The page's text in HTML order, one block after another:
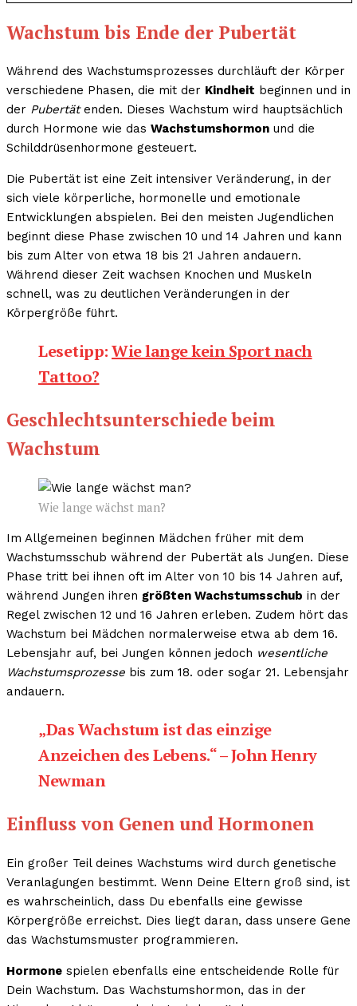
Wachstum bis Ende der Pubertät
Während des Wachstumsprozesses durchläuft der Körper
verschiedene Phasen, die mit der Kindheit beginnen und in
der Pubertätenden. Dieses Wachstum wird hauptsächlich
durch Hormone wie das Wachstumshormon und die
Schilddrüsenhormone gesteuert.
Die Pubertät ist eine Zeit intensiver Veränderung, in der
sich viele körperliche, hormonelle und emotionale
Entwicklungen abspielen. Bei den meisten Jugendlichen
beginnt diese Phase zwischen 10 und 14 Jahren und kann
bis zum Alter von etwa 18 bis 21 Jahren andauern.
Während dieser Zeit wachsen Knochen und Muskeln
schnell, was zu deutlichen Veränderungen in der
Körpergröße führt.
Lesetipp:Wie lange kein Sport nach
Tattoo?
Geschlechtsunterschiede beim
Wachstum
Wie lange wächst man?
Im Allgemeinen beginnen Mädchen früher mit dem
Wachstumsschub während der Pubertät als Jungen. Diese
Phase tritt bei ihnen oft im Alter von 10 bis 14 Jahren auf,
während Jungen ihren größten Wachstumsschub in der
Regel zwischen 12 und 16 Jahren erleben. Zudem hört das
Wachstum bei Mädchen normalerweise etwa ab dem 16.
Lebensjahr auf, bei Jungen können jedoch wesentliche
Wachstumsprozesse bis zum 18. oder sogar 21. Lebensjahr
andauern.
„Das Wachstum ist das einzige
Anzeichen des Lebens.“ – John Henry
Newman
Einfluss von Genen und Hormonen
Ein großer Teil deines Wachstums wird durch genetische
Veranlagungen bestimmt. Wenn Deine Eltern groß sind, ist
es wahrscheinlich, dass Du ebenfalls eine gewisse
Körpergröße erreichst. Dies liegt daran, dass unsere Gene
das Wachstumsmuster programmieren.
Hormone spielen ebenfalls eine entscheidende Rolle für
Dein Wachstum. Das Wachstumshormon, das in der